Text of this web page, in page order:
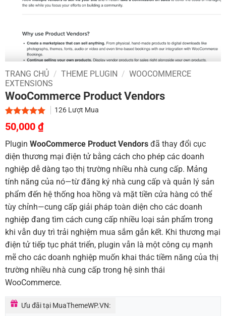
TRANG CHỦ / THEME PLUGIN / WOOCOMMERCE
EXTENSIONS
WooCommerce Product Vendors
5.00 trên 5
dựa trên
2
đánh giá
126Lượt Mua
Giá
gốc
là:
800,000 ₫.
50,000 ₫Giá
hiện
tại
là:
50,000 ₫.
Plugin WooCommerce Product Vendors đã thay đổi cục
diện thương mại điện tử bằng cách cho phép các doanh
nghiệp dễ dàng tạo thị trường nhiều nhà cung cấp. Mảng
tính năng của nó—từ đăng ký nhà cung cấp và quản lý sản
phẩm đến hệ thống hoa hồng và mặt tiền cửa hàng có thể
tùy chỉnh—cung cấp giải pháp toàn diện cho các doanh
nghiệp đang tìm cách cung cấp nhiều loại sản phẩm trong
khi vẫn duy trì trải nghiệm mua sắm gắn kết. Khi thương mại
điện tử tiếp tục phát triển, plugin vẫn là một công cụ mạnh
mẽ cho các doanh nghiệp muốn khai thác tiềm năng của thị
trường nhiều nhà cung cấp trong hệ sinh thái
WooCommerce.
Ưu đãi tại MuaThemeWP.VN: